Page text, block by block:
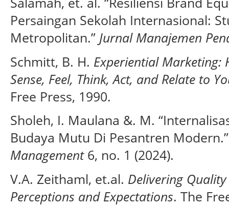
Persaingan Sekolah Internasional:
Metropolitan.” Jurnal Manajemen
Schmitt, B. H. Experiential Marketing:
Sense, Feel, Think, Act, and Relate to
Free Press, 1990.
Sholeh, I. Maulana &. M.
Budaya Mutu Di Pesantren
Management6, no. 1 (2024).
V.A. Zeithaml, et.al. Delivering
Perceptions and Expectations. The